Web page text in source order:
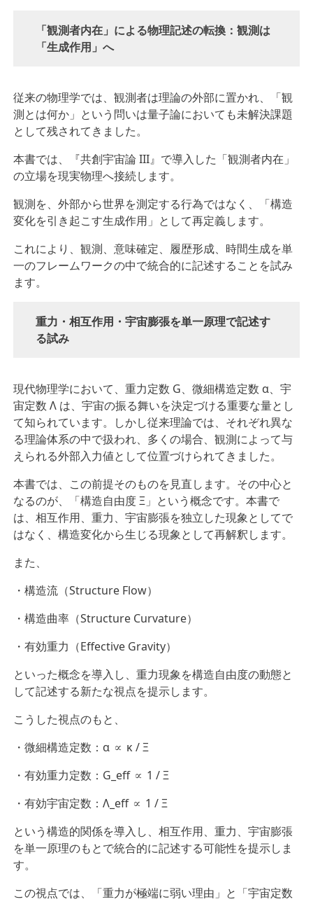
「観測者内在」による物理記述の転換：観測は
「生成作用」へ
従来の物理学では、観測者は理論の外部に置かれ、「観
測とは何か」という問いは量子論においても未解決課題
として残されてきました。
本書では、『共創宇宙論 III』で導入した「観測者内在」
の立場を現実物理へ接続します。
観測を、外部から世界を測定する行為ではなく、「構造
変化を引き起こす生成作用」として再定義します。
これにより、観測、意味確定、履歴形成、時間生成を単
一のフレームワークの中で統合的に記述することを試み
ます。
重力・相互作用・宇宙膨張を単一原理で記述す
る試み
現代物理学において、重力定数 G、微細構造定数 α、宇
宙定数 Λ は、宇宙の振る舞いを決定づける重要な量とし
て知られています。しかし従来理論では、それぞれ異な
る理論体系の中で扱われ、多くの場合、観測によって与
えられる外部入力値として位置づけられてきました。
本書では、この前提そのものを見直します。その中心と
なるのが、「構造自由度 Ξ」という概念です。本書で
は、相互作用、重力、宇宙膨張を独立した現象としてで
はなく、構造変化から生じる現象として再解釈します。
また、
・構造流（Structure Flow）
・構造曲率（Structure Curvature）
・有効重力（Effective Gravity）
といった概念を導入し、重力現象を構造自由度の動態と
して記述する新たな視点を提示します。
こうした視点のもと、
・微細構造定数：α ∝ κ / Ξ
・有効重力定数：G_eff ∝ 1 / Ξ
・有効宇宙定数：Λ_eff ∝ 1 / Ξ
という構造的関係を導入し、相互作用、重力、宇宙膨張
を単一原理のもとで統合的に記述する可能性を提示しま
す。
この視点では、「重力が極端に弱い理由」と「宇宙定数